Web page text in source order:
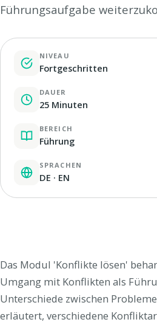
Führungsaufgabe
NIVEAU
Fortgeschritten
DAUER
25 Minuten
BEREICH
Führung
SPRACHEN
DE · EN
Das Modul 'Konflikte lösen'
Umgang mit Konflikten als
Unterschiede zwischen
erläutert, verschiedene